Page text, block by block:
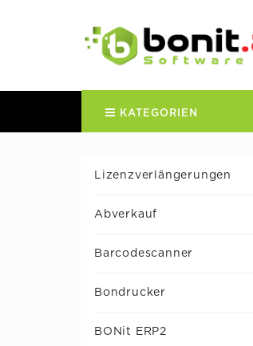
KATEGORIEN
Lizenzverlängerungen
Abverkauf
Barcodescanner
Bondrucker
BONit ERP2